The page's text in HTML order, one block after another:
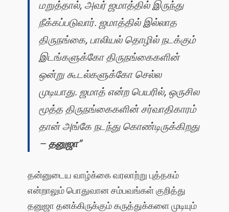
மறுத்தால், அவர் ஜமாத்தில் இருந்து
நீக்கப்படுவார். ஜமாத்தில் இல்லாத
திருநங்கை, பாலியல் தொழில் நடக்கும்
இடங்களுக்கோ திருநங்கைகளின்
ஒன்று கூடல்களுக்கோ செல்ல
முடியாது. ஜமாத் என்ற பெயரில், ஒருசில
மூத்த திருநங்கைகளின் சர்வாதிகாரம்
தான் அங்கே நடந்து கொண்டிருக்கிறது
–தனுஜா”
தன்னுடைய வாழ்க்கை வரலாற்று புத்தகம்
என்றாலும் பொதுவான சம்பவங்கள் குறித்து
தனுஜா தனக்கிருக்கும் கருத்துக்களை முடியும்